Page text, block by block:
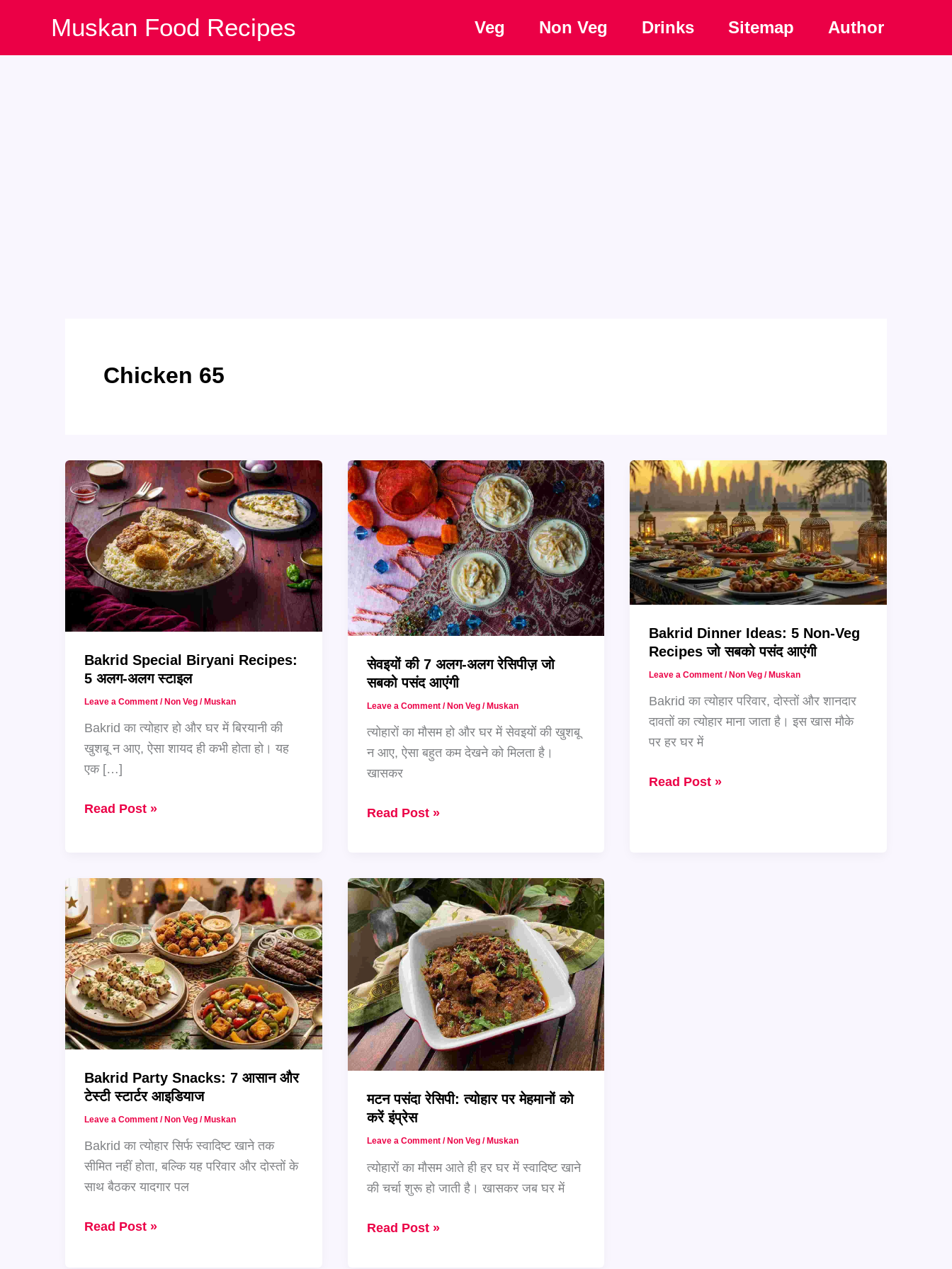
Muskan Food Recipes Veg Non Veg Drinks Sitemap Author
Chicken 65
Bakrid Special Biryani Recipes:
5 अलग-अलग स्टाइल
Leave a Comment /Non Veg /Muskan
Bakrid का त्योहार हो और घर में बिरयानी की
खुशबू न आए, ऐसा शायद ही कभी होता हो। यह
एक […]
Bakrid
5
अलग-
अलग
स्टाइल
Read Post »
सेवइयों की 7 अलग-अलग रेसिपीज़ जो
सबको पसंद आएंगी
Leave a Comment /Non Veg/Muskan
त्योहारों का मौसम हो और घर में सेवइयों की खुशबू
न आए, ऐसा बहुत कम देखने को मिलता है।
खासकर
सेवइयों
अलग
रेसिपीज़
जो
सबको
पसंद
आएंगी
Read Post »
Bakrid Dinner Ideas: 5 Non-Veg
Recipes जो सबको पसंद आएंगी
Leave a Comment / Non Veg / Muskan
Bakrid का त्योहार परिवार, दोस्तों और शानदार
दावतों का त्योहार माना जाता है। इस खास मौके
पर हर घर में
Bakrid
Read Post »
Bakrid Party Snacks: 7 आसान और
टेस्टी स्टार्टर आइडियाज
Leave a Comment / Non Veg / Muskan
Bakrid का त्योहार सिर्फ स्वादिष्ट खाने तक
सीमित नहीं होता, बल्कि यह परिवार और दोस्तों के
साथ बैठकर यादगार पल
Bakrid
Read Post »
मटन पसंदा रेसिपी: त्योहार पर मेहमानों को
करें इंप्रेस
Leave a Comment / Non Veg/ Muskan
त्योहारों का मौसम आते ही हर घर में स्वादिष्ट खाने
की चर्चा शुरू हो जाती है। खासकर जब घर में
मटन
Read Post »